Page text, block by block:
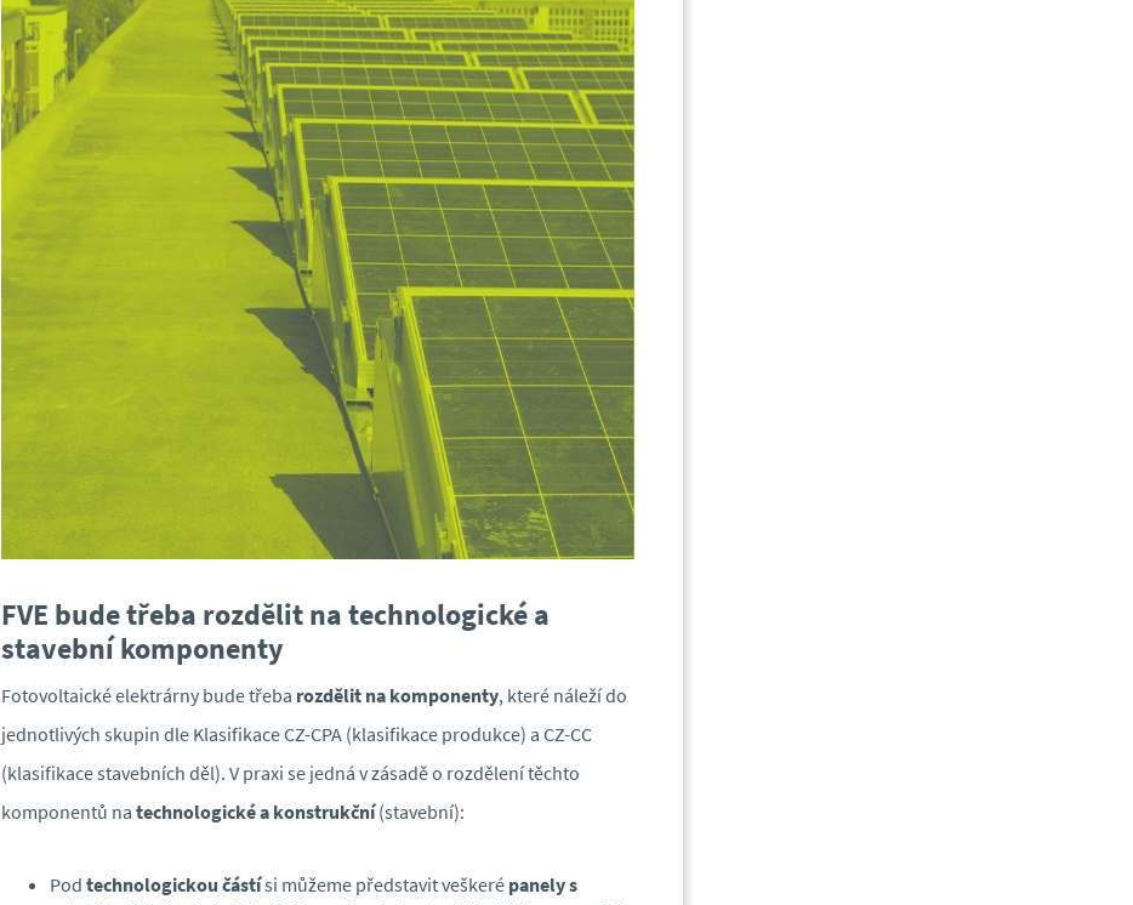
FVE bude třeba rozdělit natechnologické a
stavební komponenty
Fotovoltaické elektrárny bude třeba rozdělit na komponenty, které náleží do
jednotlivých skupin dle Klasifikace CZ-CPA (klasifikace produkce) a CZ-CC
(klasifikace stavebních děl). V praxi se jedná v zásadě o rozdělení těchto
komponentů na technologické a konstrukční(stavební):
Pod technologickou částísi můžeme představit veškeré panely s